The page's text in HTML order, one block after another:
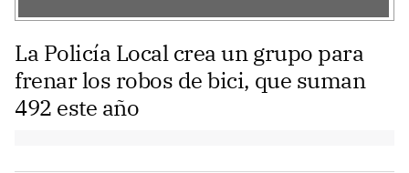
La Policía Local crea un grupo para
frenar los robos de bici, que suman
492 este año